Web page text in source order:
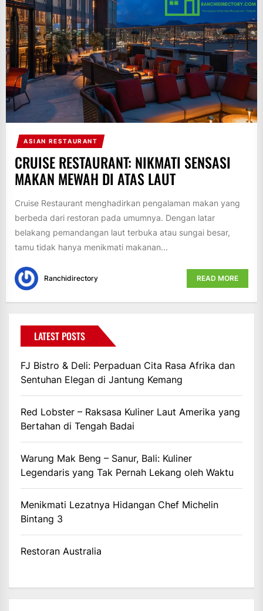
ASIAN RESTAURANT
CRUISE RESTAURANT: NIKMATI SENSASI
MAKAN MEWAH DI ATAS LAUT
Cruise Restaurant menghadirkan pengalaman makan yang
berbeda dari restoran pada umumnya. Dengan latar
belakang pemandangan laut terbuka atau sungai besar,
tamu tidak hanya menikmati makanan...
Ranchidirectory READ MORE
LATEST POSTS
FJ Bistro & Deli: Perpaduan Cita Rasa Afrika dan
Sentuhan Elegan di Jantung Kemang
Red Lobster – Raksasa Kuliner Laut Amerika yang
Bertahan di Tengah Badai
Warung Mak Beng – Sanur, Bali: Kuliner
Legendaris yang Tak Pernah Lekang oleh Waktu
Menikmati Lezatnya Hidangan Chef Michelin
Bintang 3
Restoran Australia